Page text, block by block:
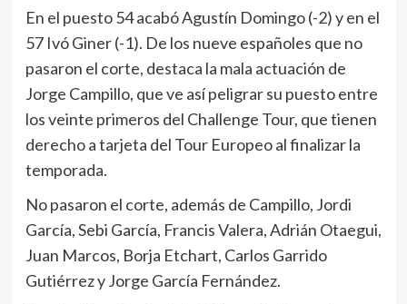
En el puesto 54 acabó Agustín Domingo (-2) y en el
57 Ivó Giner (-1). De los nueve españoles que no
pasaron el corte, destaca la mala actuación de
Jorge Campillo, que ve así peligrar su puesto entre
los veinte primeros del Challenge Tour, que tienen
derecho a tarjeta del Tour Europeo al finalizar la
temporada.
No pasaron el corte, además de Campillo, Jordi
García, Sebi García, Francis Valera, Adrián Otaegui,
Juan Marcos, Borja Etchart, Carlos Garrido
Gutiérrez y Jorge García Fernández.